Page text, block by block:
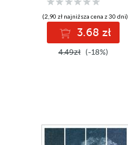
(2,90 zł najniższa cena z 30 dni)
3.68 zł
4.49zł (-18%)